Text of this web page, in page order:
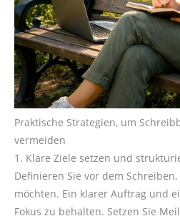
Praktische Strategien, um
vermeiden
1. Klare Ziele setzen und
Definieren Sie vor dem
möchten. Ein klarer Auftrag und
Fokus zu behalten. Setzen Sie